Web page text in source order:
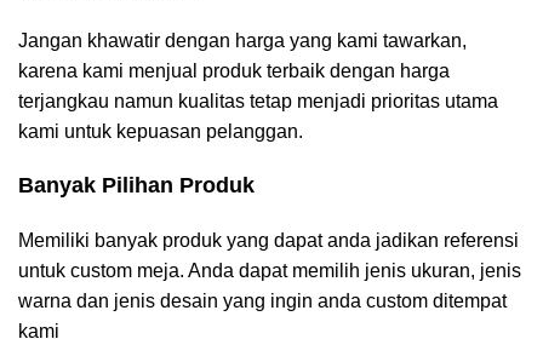
Jangan khawatir dengan harga yang kami tawarkan,
karena kami menjual produk terbaik dengan harga
terjangkau namun kualitas tetap menjadi prioritas utama
kami untuk kepuasan pelanggan.
Banyak Pilihan Produk
Memiliki banyak produk yang dapat anda jadikan referensi
untuk custom meja. Anda dapat memilih jenis ukuran, jenis
warna dan jenis desain yang ingin anda custom ditempat
kami